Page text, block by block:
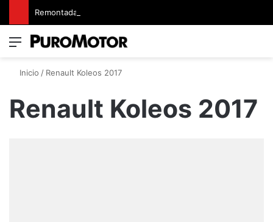
Menú
Inicio / Renault Koleos 2017
Renault Koleos 2017